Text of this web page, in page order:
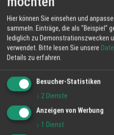
Hier können Sie einsehen und
sammeln. Einträge, die als "Beispiel"
lediglich zu Demonstrationszwecken
verwendet. Bitte lesen Sie unsere
Details zu erfahren.
Besucher-Statistiken
↓ 2 Dienste
Anzeigen von Werbung
↓ 1 Dienst